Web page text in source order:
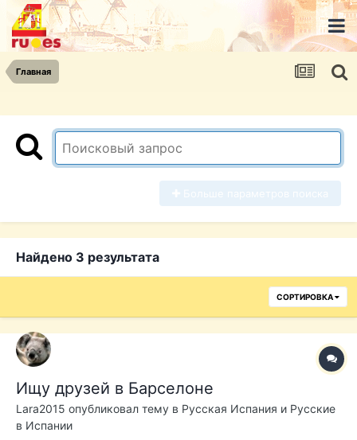
Главная
Найдено 3 результата
СОРТИРОВКА
Ищу друзей в Барселоне
Lara2015 опубликовал тему в Русская Испания и Русские
в Испании